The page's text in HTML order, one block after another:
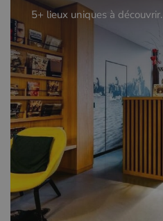
5+ lieux uniques à découvrir.